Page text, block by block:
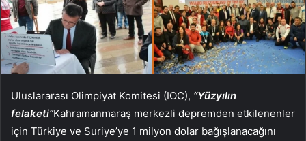
Uluslararası Olimpiyat Komitesi (IOC), “Yüzyılın
felaketi”Kahramanmaraş merkezli depremden etkilenenler
için Türkiye ve Suriye’ye 1 milyon dolar bağışlanacağını